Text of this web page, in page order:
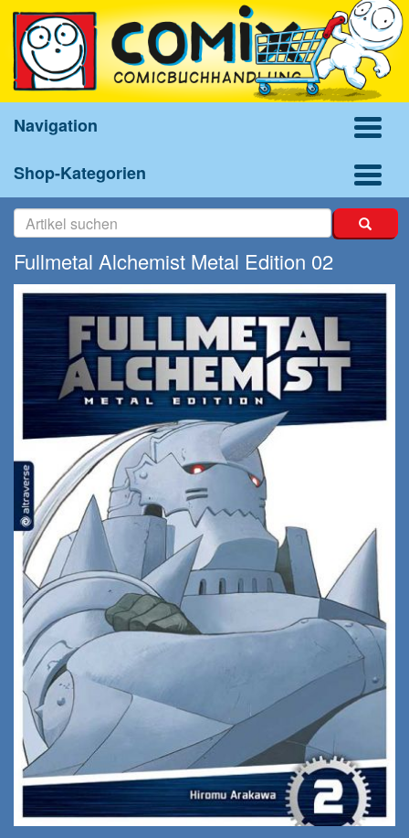
Navigation
Shop-Kategorien
Fullmetal Alchemist Metal Edition 02